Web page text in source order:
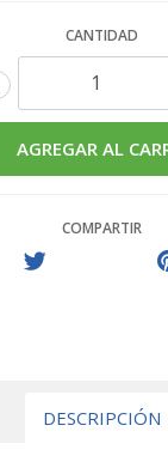
CANTIDAD
COMPARTIR
DESCRIPCIÓN